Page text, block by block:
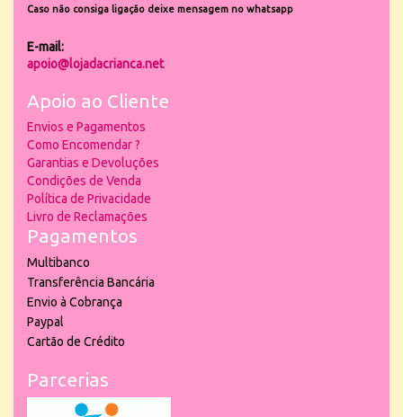
Caso não consiga ligação deixe mensagem no whatsapp
E-mail:
apoio@lojadacrianca.net
Apoio ao Cliente
Envios e Pagamentos
Como Encomendar ?
Garantias e Devoluções
Condições de Venda
Política de Privacidade
Livro de Reclamações
Pagamentos
Multibanco
Transferência Bancária
Envio à Cobrança
Paypal
Cartão de Crédito
Parcerias